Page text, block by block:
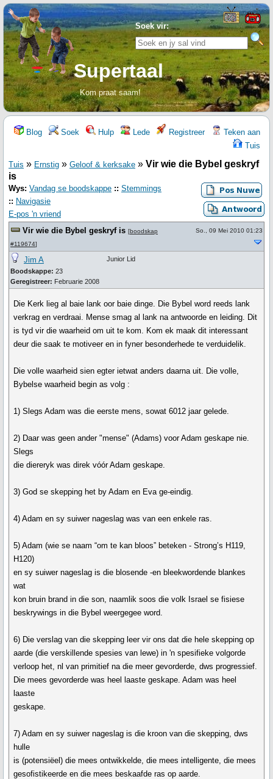
Soek vir:
Supertaal
Kom praat saam!
Blog Soek Hulp Lede Registreer
Teken aan
Tuis
Tuis » Ernstig » Geloof & kerksake » Vir wie die Bybel geskryf
is
Wys: Vandag se boodskappe :: Stemmings
:: Navigasie
E-pos 'n vriend
Vir wie die Bybel geskryf is [boodskap
#119674]
So., 09 Mei 2010 01:23
Jim A
Boodskappe: 23
Geregistreer: Februarie 2008
Junior Lid
Die Kerk lieg al baie lank oor baie dinge. Die Bybel word reeds lank
verkrag en verdraai. Mense smag al lank na antwoorde en leiding. Dit
is tyd vir die waarheid om uit te kom. Kom ek maak dit interessant
deur die saak te motiveer en in fyner besonderhede te verduidelik.
Die volle waarheid sien egter ietwat anders daarna uit. Die volle,
Bybelse waarheid begin as volg :
1) Slegs Adam was die eerste mens, sowat 6012 jaar gelede.
2) Daar was geen ander "mense" (Adams) voor Adam geskape nie.
Slegs
die diereryk was direk vóór Adam geskape.
3) God se skepping het by Adam en Eva ge-eindig.
4) Adam en sy suiwer nageslag was van een enkele ras.
5) Adam (wie se naam “om te kan bloos” beteken - Strong’s H119,
H120)
en sy suiwer nageslag is die blosende -en bleekwordende blankes
wat
kon bruin brand in die son, naamlik soos die volk Israel se fisiese
beskrywings in die Bybel weergegee word.
6) Die verslag van die skepping leer vir ons dat die hele skepping op
aarde (die verskillende spesies van lewe) in 'n spesifieke volgorde
verloop het, nl van primitief na die meer gevorderde, dws progressief.
Die mees gevorderde was heel laaste geskape. Adam was heel
laaste
geskape.
7) Adam en sy suiwer nageslag is die kroon van die skepping, dws
hulle
is (potensiëel) die mees ontwikkelde, die mees intelligente, die mees
gesofistikeerde en die mees beskaafde ras op aarde.